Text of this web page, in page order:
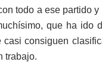
todo a ese partido
que ha ido
casi consiguen
trabajo.